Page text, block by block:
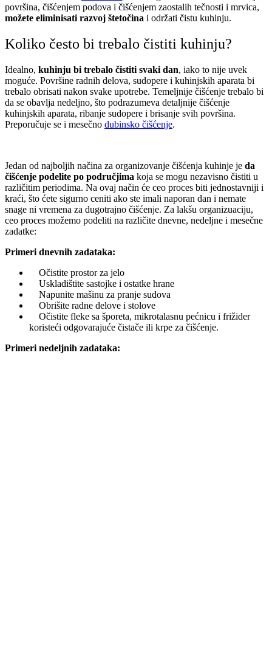
površina, čišćenjem podova i čišćenjem zaostalih tečnosti i mrvica,
možete eliminisati razvoj štetočina i održati čistu kuhinju.
Koliko često bi trebalo čistiti kuhinju?
Idealno, kuhinju bi trebalo čistiti svaki dan, iako to nije uvek
moguće. Površine radnih delova, sudopere i kuhinjskih aparata bi
trebalo obrisati nakon svake upotrebe. Temeljnije čišćenje trebalo bi
da se obavlja nedeljno, što podrazumeva detaljnije čišćenje
kuhinjskih aparata, ribanje sudopere i brisanje svih površina.
Preporučuje se i mesečno dubinsko čišćenje.
Jedan od najboljih načina za organizovanje čišćenja kuhinje je da
čišćenje podelite po područjima koja se mogu nezavisno čistiti u
različitim periodima. Na ovaj način će ceo proces biti jednostavniji i
kraći, što ćete sigurno ceniti ako ste imali naporan dan i nemate
snage ni vremena za dugotrajno čišćenje. Za lakšu organizuaciju,
ceo proces možemo podeliti na različite dnevne, nedeljne i mesečne
zadatke:
Primeri dnevnih zadataka:
Očistite prostor za jelo
Uskladištite sastojke i ostatke hrane
Napunite mašinu za pranje sudova
Obrišite radne delove i stolove
Očistite fleke sa šporeta, mikrotalasnu pećnicu i frižider
koristeći odgovarajuće čistače ili krpe za čišćenje.
Primeri nedeljnih zadataka: